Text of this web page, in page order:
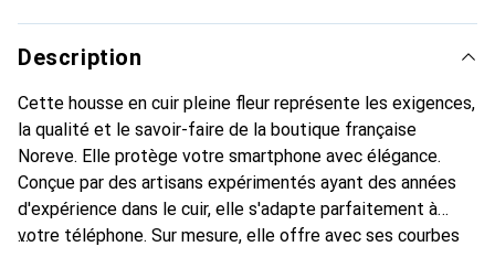
Description
Cette housse en cuir pleine fleur représente les exigences,
la qualité et le savoir-faire de la boutique française
Noreve. Elle protège votre smartphone avec élégance.
Conçue par des artisans expérimentés ayant des années
d'expérience dans le cuir, elle s'adapte parfaitement à
votre téléphone. Sur mesure, elle offre avec ses courbes